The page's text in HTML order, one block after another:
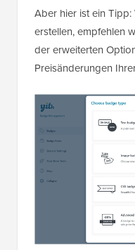
Aber hier ist ein
erstellen, empfehlen
der erweiterten
Preisänderungen